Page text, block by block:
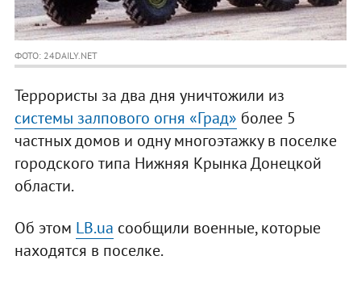
ФОТО: 24DAILY.NET
Террористы за два дня уничтожили из
системы залпового огня «Град» более 5
частных домов и одну многоэтажку в поселке
городского типа Нижняя Крынка Донецкой
области.
Об этом LB.ua сообщили военные, которые
находятся в поселке.